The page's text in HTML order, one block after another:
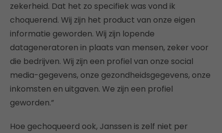
zekerheid. Dat het zo specifiek was vond ik
choquerend. Wij zijn het product van onze eigen
informatie geworden. Wij zijn lopende
datageneratoren in plaats van mensen, zeker voor
die bedrijven. Wij zijn een profiel van onze social
media-gegevens, onze gezondheidsgegevens, onze
inkomsten en uitgaven. We zijn een profiel
geworden.”
Hoe gechoqueerd ook, Janssen is zelf niet per